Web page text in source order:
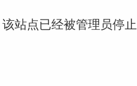
站点已经被管理员停